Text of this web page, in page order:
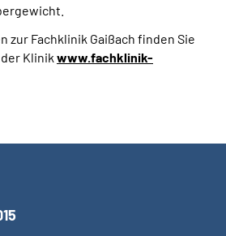
zur Fachklinik Gaißach finden Sie
Klinik www.fachklinik-